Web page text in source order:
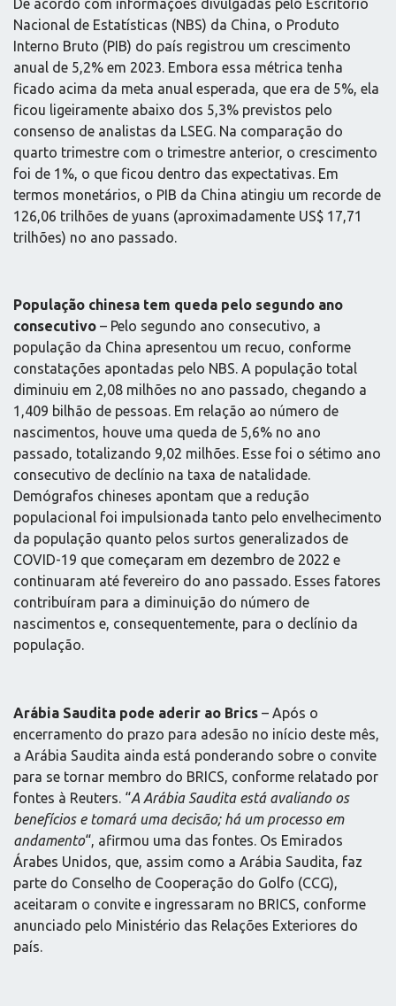
De acordo com informações divulgadas pelo Escritório
Nacional de Estatísticas (NBS) da China, o Produto
Interno Bruto (PIB) do país registrou um crescimento
anual de 5,2% em 2023. Embora essa métrica tenha
ficado acima da meta anual esperada, que era de 5%, ela
ficou ligeiramente abaixo dos 5,3% previstos pelo
consenso de analistas da LSEG. Na comparação do
quarto trimestre com o trimestre anterior, o crescimento
foi de 1%, o que ficou dentro das expectativas. Em
termos monetários, o PIB da China atingiu um recorde de
126,06 trilhões de yuans (aproximadamente US$ 17,71
trilhões) no ano passado.
População chinesa tem queda pelo segundo ano
consecutivo – Pelo segundo ano consecutivo, a
população da China apresentou um recuo, conforme
constatações apontadas pelo NBS. A população total
diminuiu em 2,08 milhões no ano passado, chegando a
1,409 bilhão de pessoas. Em relação ao número de
nascimentos, houve uma queda de 5,6% no ano
passado, totalizando 9,02 milhões. Esse foi o sétimo ano
consecutivo de declínio na taxa de natalidade.
Demógrafos chineses apontam que a redução
populacional foi impulsionada tanto pelo envelhecimento
da população quanto pelos surtos generalizados de
COVID-19 que começaram em dezembro de 2022 e
continuaram até fevereiro do ano passado. Esses fatores
contribuíram para a diminuição do número de
nascimentos e, consequentemente, para o declínio da
população.
Arábia Saudita pode aderir ao Brics – Após o
encerramento do prazo para adesão no início deste mês,
a Arábia Saudita ainda está ponderando sobre o convite
para se tornar membro do BRICS, conforme relatado por
fontes à Reuters. “A Arábia Saudita está avaliando os
benefícios e tomará uma decisão; há um processo em
andamento“, afirmou uma das fontes. Os Emirados
Árabes Unidos, que, assim como a Arábia Saudita, faz
parte do Conselho de Cooperação do Golfo (CCG),
aceitaram o convite e ingressaram no BRICS, conforme
anunciado pelo Ministério das Relações Exteriores do
país.